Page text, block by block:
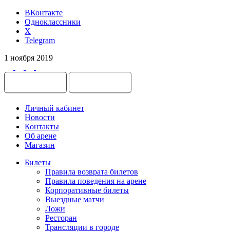
ВКонтакте
Одноклассники
X
Telegram
1 ноября 2019
Личный кабинет
Новости
Контакты
Об арене
Магазин
Билеты
Правила возврата билетов
Правила поведения на арене
Корпоративные билеты
Выездные матчи
Ложи
Ресторан
Трансляции в городе